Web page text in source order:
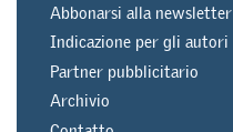
Abbonarsi alla newsletter
Indicazione per gli autori
Partner pubblicitario
Archivio